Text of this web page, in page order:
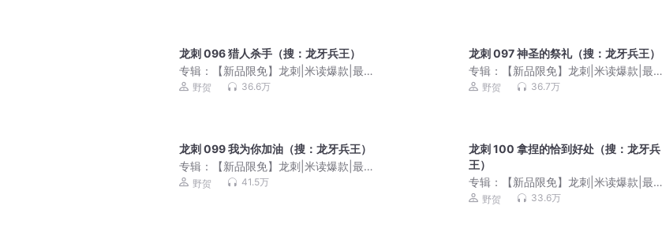
龙刺 096 猎人杀手（搜：龙牙兵王）
专辑：
【新品限免】龙刺|米读爆款|最强
兵王&热血爆爽
野贺 36.6万
龙刺 097 神圣的祭礼（搜：龙牙兵王）
专辑：
【新品限免】龙刺|米读爆款|最强
兵王&热血爆爽
野贺 36.7万
龙刺 099 我为你加油（搜：龙牙兵王）
专辑：
【新品限免】龙刺|米读爆款|最强
兵王&热血爆爽
野贺 41.5万
龙刺 100 拿捏的恰到好处（搜：龙牙兵
王）
专辑：
【新品限免】龙刺|米读爆款|最强
兵王&热血爆爽
野贺 33.6万